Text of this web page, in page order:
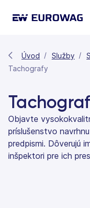
Úvod Služby
Tachografy
Objavte
príslušenstvo
predpismi. Dôverujú
inšpektori pre ich